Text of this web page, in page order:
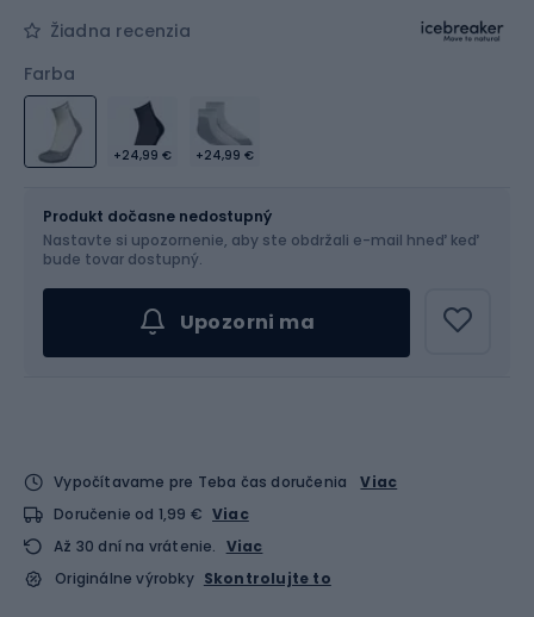
Žiadna recenzia
Farba
+24,99 € +24,99 €
Vyber veľkosť...
Produkt dočasne nedostupný
Nastavte si upozornenie, aby ste obdržali e-mail hneď keď
bude tovar dostupný.
Upozorni ma
Vypočítavame pre Teba čas doručenia
Viac
Doručenie od 1,99 € Viac
Až 30 dní na vrátenie. Viac
Originálne výrobky Skontrolujte to